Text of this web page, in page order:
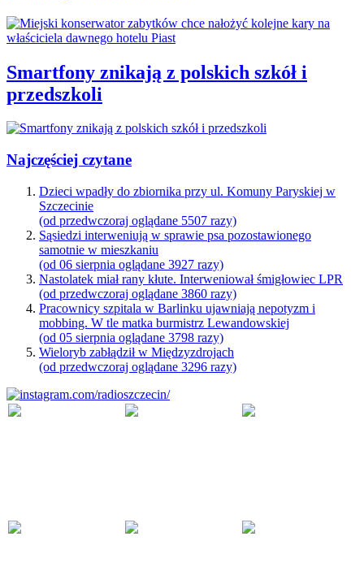
Smartfony znikają z polskich szkół i
przedszkoli
Najczęściej czytane
Dzieci wpadły do zbiornika przy ul. Komuny Paryskiej w
Szczecinie
(od przedwczoraj oglądane 5507 razy)
Sąsiedzi interweniują w sprawie psa pozostawionego
samotnie w mieszkaniu
(od 06 sierpnia oglądane 3927 razy)
Nastolatek miał rany kłute. Interweniował śmigłowiec LPR
(od przedwczoraj oglądane 3860 razy)
Pracownicy szpitala w Barlinku ujawniają nepotyzm i
mobbing. W tle matka burmistrz Lewandowskiej
(od 05 sierpnia oglądane 3798 razy)
Wieloryb zabłądził w Międzyzdrojach
(od przedwczoraj oglądane 3296 razy)